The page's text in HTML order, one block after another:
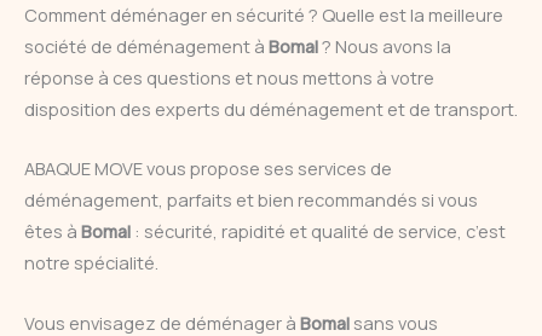
Comment déménager en sécurité ? Quelle est la meilleure
société de déménagement à Bomal? Nous avons la
réponse à ces questions et nous mettons à votre
disposition des experts du déménagement et de transport.
ABAQUE MOVE vous propose ses services de
déménagement, parfaits et bien recommandés si vous
êtes à Bomal : sécurité, rapidité et qualité de service, c’est
notre spécialité.
Vous envisagez de déménager à Bomal sans vous